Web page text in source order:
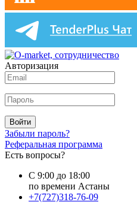
Авторизация
Войти
Забыли пароль?
Реферальная программа
Есть вопросы?
С 9:00 до 18:00
по времени Астаны
+7(727)318-76-09